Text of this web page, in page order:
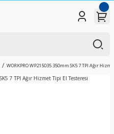
WORKPRO WP215035 350mm SK5 7 TPI Ağır